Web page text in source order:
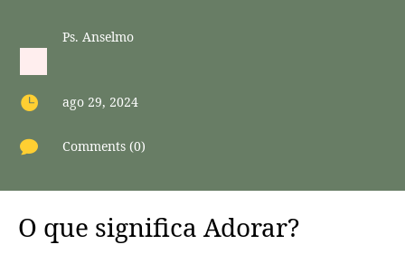
Ps. Anselmo
 ago 29, 2024
 Comments (0)
O que significa Adorar?